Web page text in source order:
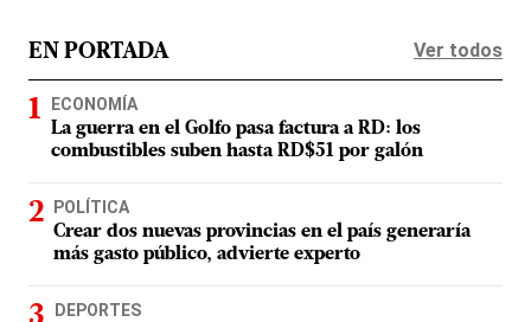
EN PORTADA Ver todos
ECONOMÍA
La guerra en el Golfo pasa factura a RD: los
combustibles suben hasta RD$51 por galón
POLÍTICA
Crear dos nuevas provincias en el país generaría
más gasto público, advierte experto
DEPORTES